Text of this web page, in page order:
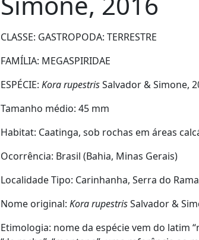
CLASSE: GASTROPODA: TERRESTRE
FAMÍLIA: MEGASPIRIDAE
ESPÉCIE: Kora rupestrisSalvador & Simone,
Tamanho médio: 45 mm
Habitat: Caatinga, sob rochas em áreas
Ocorrência: Brasil (Bahia, Minas Gerais)
Localidade Tipo: Carinhanha, Serra do
Nome original: Kora rupestrisSalvador &
Etimologia: nome da espécie vem do latim